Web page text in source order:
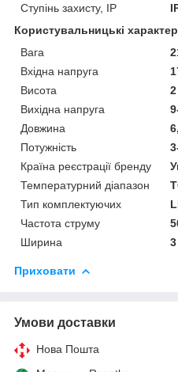
Ступінь захисту, IP
Користувальницькі
Вага
Вхідна напруга
Висота
Вихідна напруга
Довжина
Потужність
Країна реєстрації бренду
Температурний діапазон
Тип комплектуючих
Частота струму
Ширина
Приховати
Умови доставки
Нова Пошта